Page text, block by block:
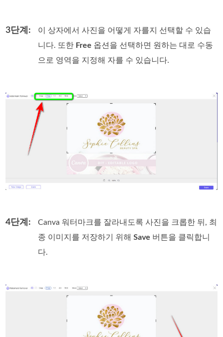
3단계:
이 상자에서 사진을 어떻게 자를지 선택할 수 있습
니다. 또한 Free 옵션을 선택하면 원하는 대로 수동
으로 영역을 지정해 자를 수 있습니다.
4단계:
Canva 워터마크를 잘라내도록 사진을 크롭한 뒤, 최
종 이미지를 저장하기 위해Save 버튼을 클릭합니
다.